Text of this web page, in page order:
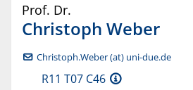
Prof. Dr.
Christoph Weber
Christoph.Weber (at) uni-due.de
R11 T07 C46